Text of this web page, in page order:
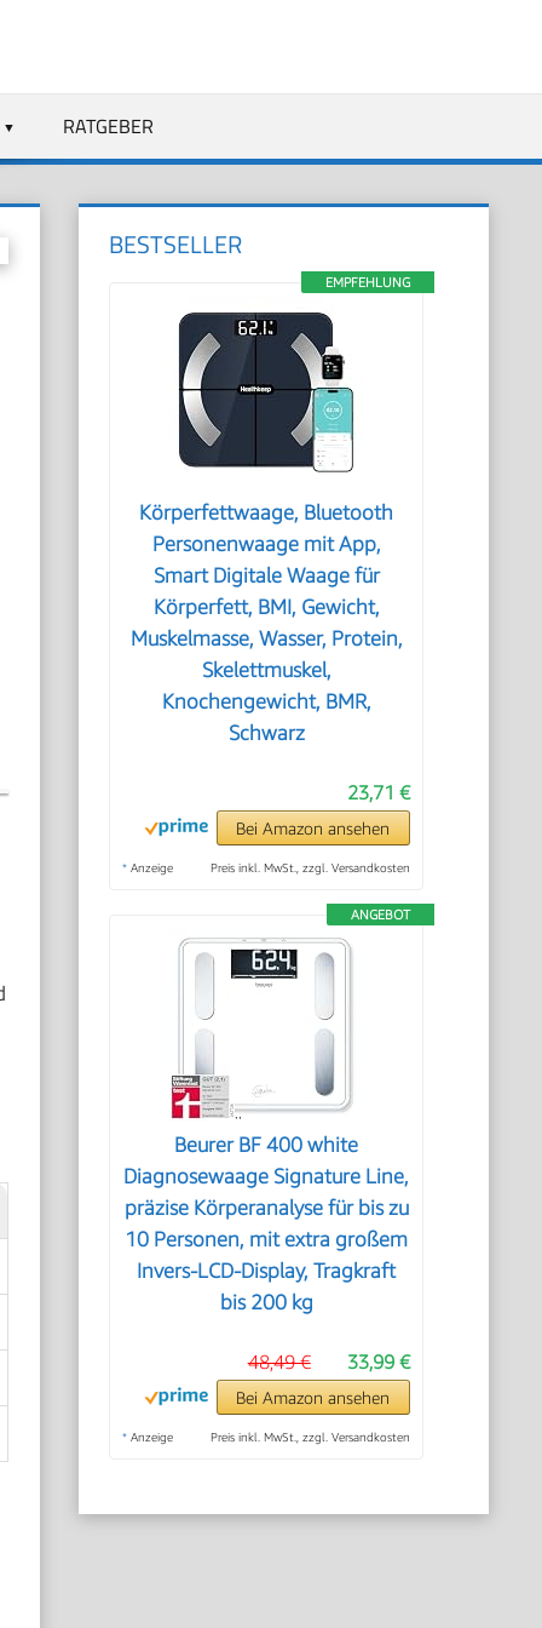
RATGEBER
BESTSELLER
EMPFEHLUNG
Körperfettwaage, Bluetooth
Personenwaage mit App,
Smart Digitale Waage für
Körperfett, BMI, Gewicht,
Muskelmasse, Wasser, Protein,
Skelettmuskel,
Knochengewicht, BMR,
Schwarz
23,71 €
Bei Amazon ansehen
* Anzeige Preis inkl. MwSt., zzgl. Versandkosten
ANGEBOT
Beurer BF 400 white
Diagnosewaage Signature Line,
präzise Körperanalyse für bis zu
10 Personen, mit extra großem
Invers-LCD-Display, Tragkraft
bis 200 kg
33,99 €
48,49 €
Bei Amazon ansehen
* Anzeige Preis inkl. MwSt., zzgl. Versandkosten